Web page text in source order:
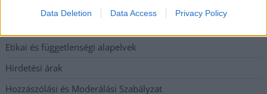
Data Deletion Data Access Privacy Policy
Etikai és függetlenségi alapelvek
Hirdetési árak
Hozzászólási és Moderálási Szabályzat